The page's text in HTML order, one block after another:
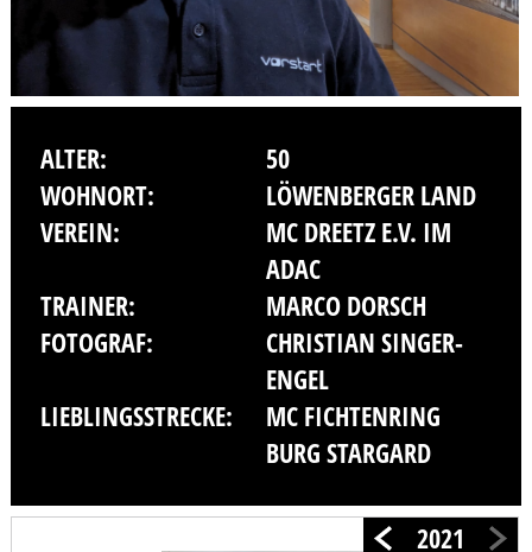
ALTER:
50
WOHNORT:
LÖWENBERGER LAND
VEREIN:
MC DREETZ E.V. IM
ADAC
TRAINER:
MARCO DORSCH
FOTOGRAF:
CHRISTIAN SINGER-
ENGEL
LIEBLINGSSTRECKE:
MC FICHTENRING
BURG STARGARD
2021